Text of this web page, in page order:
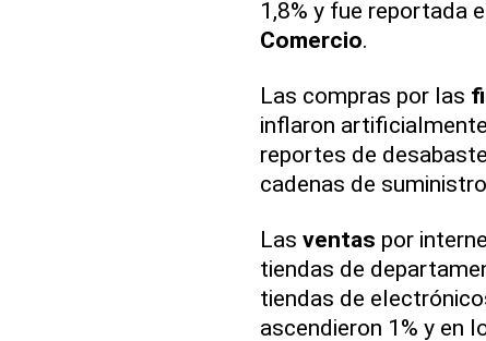
1,8% y fue reportada
Comercio.
Las compras por las
inflaron
reportes de
cadenas de
Las ventas por
tiendas de
tiendas de
ascendieron 1% y en